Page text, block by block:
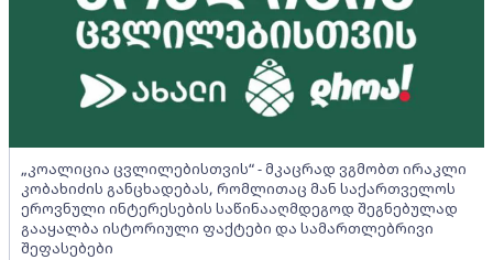
„კოალიცია ცვლილებისთვის“ - მკაცრად ვგმობთ ირაკლი
კობახიძის განცხადებას, რომლითაც მან საქართველოს
ეროვნული ინტერესების საწინააღმდეგოდ შეგნებულად
გააყალბა ისტორიული ფაქტები და სამართლებრივი
შეფასებები